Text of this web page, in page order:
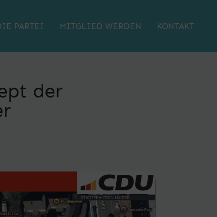
PARTEI MITGLIED WERDEN KONTAKT
der